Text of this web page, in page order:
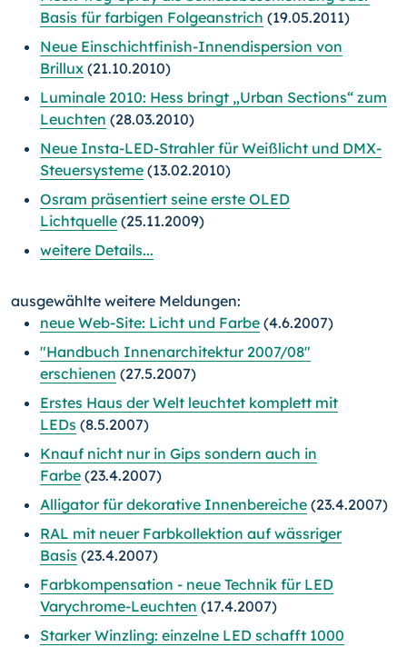
Basis für farbigen Folgeanstrich (19.05.2011)
Neue Einschichtfinish-Innendispersion von
Brillux (21.10.2010)
Luminale 2010: Hess bringt „Urban Sections“ zum
Leuchten (28.03.2010)
Neue Insta-LED-Strahler für Weißlicht und DMX-
Steuersysteme (13.02.2010)
Osram präsentiert seine erste OLED
Lichtquelle (25.11.2009)
weitere Details...
ausgewählte weitere Meldungen:
neue Web-Site: Licht und Farbe (4.6.2007)
"Handbuch Innenarchitektur 2007/08"
erschienen (27.5.2007)
Erstes Haus der Welt leuchtet komplett mit
LEDs (8.5.2007)
Knauf nicht nur in Gips sondern auch in
Farbe (23.4.2007)
Alligator für dekorative Innenbereiche (23.4.2007)
RAL mit neuer Farbkollektion auf wässriger
Basis (23.4.2007)
Farbkompensation - neue Technik für LED
Varychrome-Leuchten (17.4.2007)
Starker Winzling: einzelne LED schafft 1000